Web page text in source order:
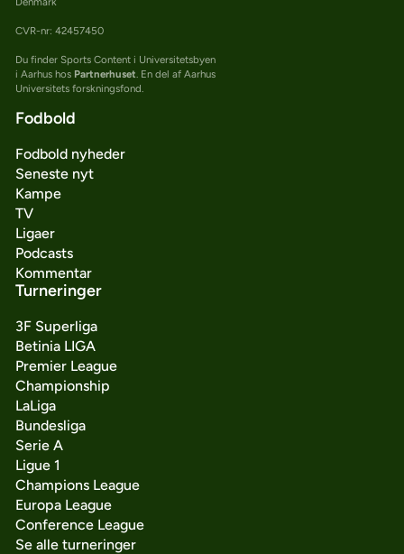
CVR-nr: 42457450
Du finder Sports Content i Universitetsbyen
i Aarhus hos Partnerhuset. En del af Aarhus
Universitets forskningsfond.
Fodbold
Fodbold nyheder
Seneste nyt
Kampe
TV
Ligaer
Podcasts
Kommentar
Turneringer
3F Superliga
Betinia LIGA
Premier League
Championship
LaLiga
Bundesliga
Serie A
Ligue 1
Champions League
Europa League
Conference League
Se alle turneringer